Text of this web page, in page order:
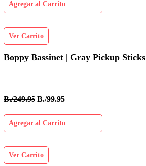
Agregar al Carrito
Ver Carrito
Boppy Bassinet | Gray Pickup Sticks
B./249.95 B./99.95
Agregar al Carrito
Ver Carrito